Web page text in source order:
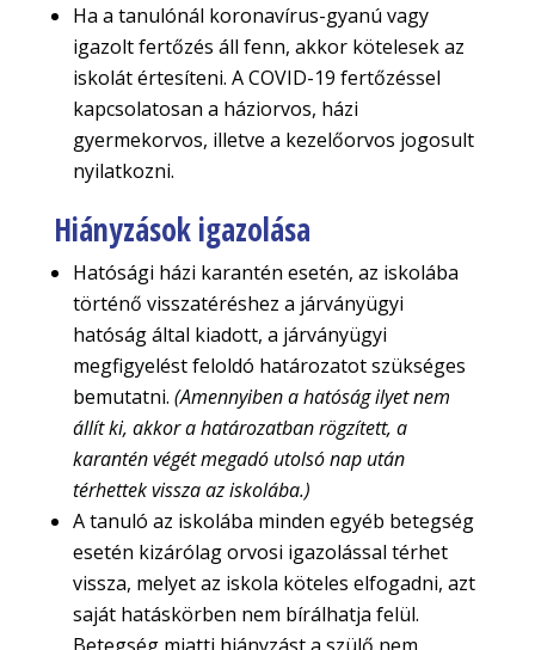
Ha a tanulónál koronavírus-gyanú vagy
igazolt fertőzés áll fenn, akkor kötelesek az
iskolát értesíteni. A COVID-19 fertőzéssel
kapcsolatosan a háziorvos, házi
gyermekorvos, illetve a kezelőorvos jogosult
nyilatkozni.
Hiányzások igazolása
Hatósági házi karantén esetén, az iskolába
történő visszatéréshez a járványügyi
hatóság által kiadott, a járványügyi
megfigyelést feloldó határozatot szükséges
bemutatni. (Amennyiben a hatóság ilyet nem
állít ki, akkor a határozatban rögzített, a
karantén végét megadó utolsó nap után
térhettek vissza az iskolába.)
A tanuló az iskolába minden egyéb betegség
esetén kizárólag orvosi igazolással térhet
vissza, melyet az iskola köteles elfogadni, azt
saját hatáskörben nem bírálhatja felül.